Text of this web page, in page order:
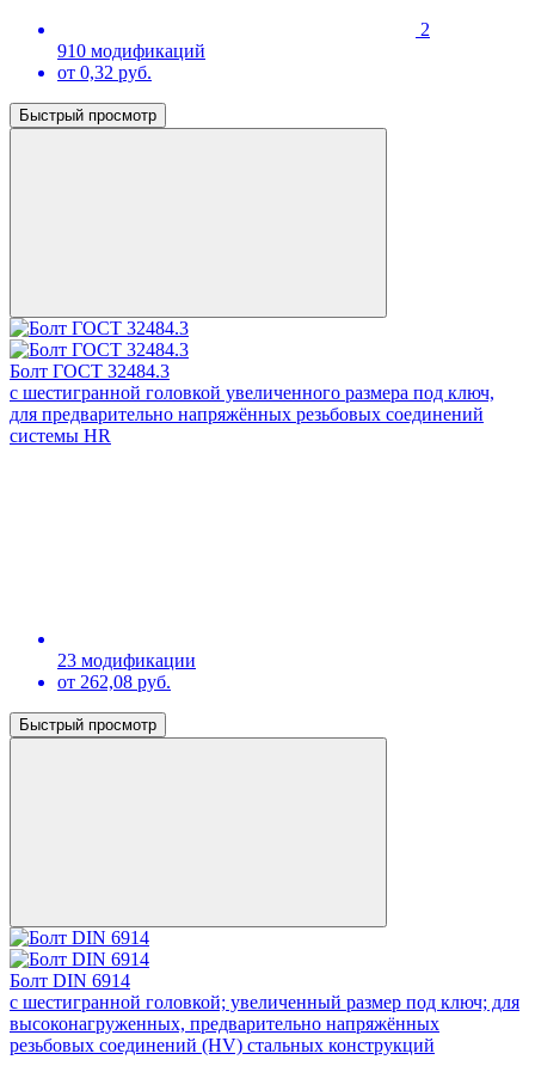
2
910 модификаций
от 0,32 руб.
Быстрый просмотр
Болт ГОСТ 32484.3
с шестигранной головкой увеличенного размера под ключ,
для предварительно напряжённых резьбовых соединений
системы HR
23 модификации
от 262,08 руб.
Быстрый просмотр
Болт DIN 6914
с шестигранной головкой; увеличенный размер под ключ; для
высоконагруженных, предварительно напряжённых
резьбовых соединений (HV) стальных конструкций